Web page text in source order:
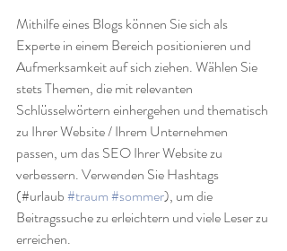
Mithilfe eines Blogs können Sie sich als
Experte in einem Bereich positionieren und
Aufmerksamkeit auf sich ziehen. Wählen Sie
stets Themen, die mit relevanten
Schlüsselwörtern einhergehen und thematisch
zu Ihrer Website / Ihrem Unternehmen
passen, um das SEO Ihrer Website zu
verbessern. Verwenden Sie Hashtags
(#urlaub #traum#sommer), um die
Beitragssuche zu erleichtern und viele Leser zu
erreichen.